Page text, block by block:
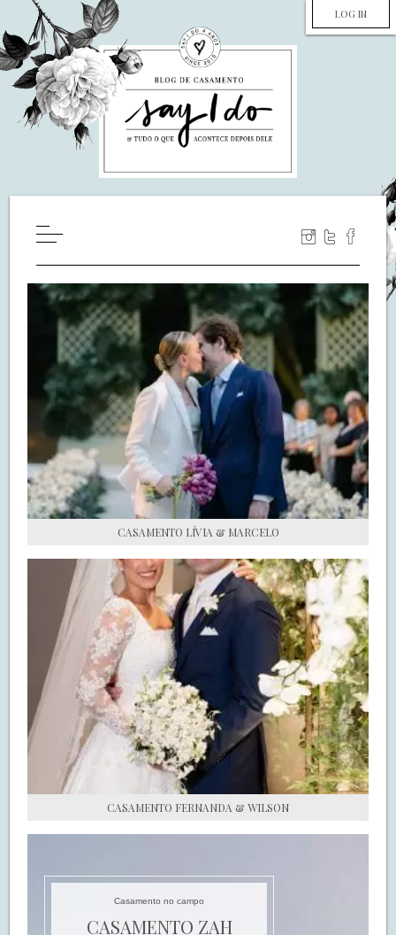
LOG IN
WILL YOU MARRY ME?
LUA DE MEL
COZINHA
DECORAÇÃO
DE NOIVA PRA NOIVA
S.O.S CASADAS
FALE COM O SAY I DO
CASAMENTO LÍVIA & MARCELO
CASAMENTO FERNANDA & WILSON
Casamento no campo
CASAMENTO ZAH